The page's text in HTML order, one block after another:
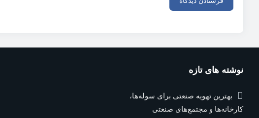
نوشته های تازه
بهترین تهویه صنعتی برای سوله‌ها،
کارخانه‌ها و مجتمع‌های صنعتی